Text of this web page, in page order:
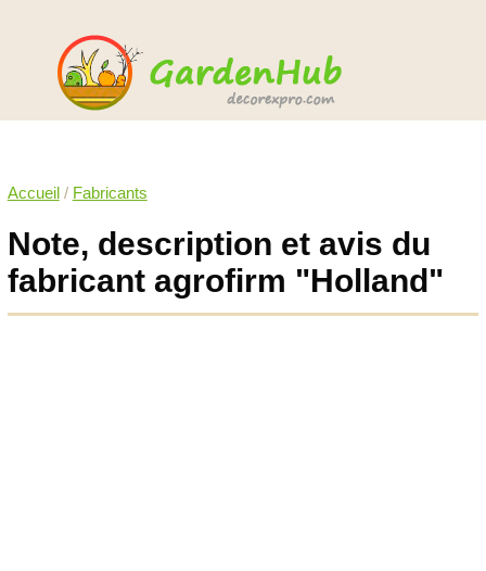
Accueil/ Fabricants
Note, description et avis du
fabricant agrofirm "Holland"